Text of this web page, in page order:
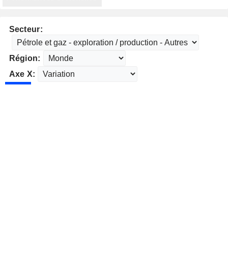
Secteur:
Région:
Axe X: